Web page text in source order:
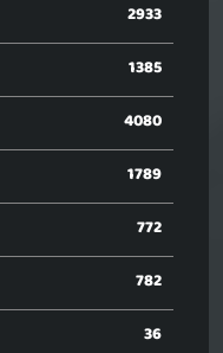
2933
1385
4080
1789
772
782
36